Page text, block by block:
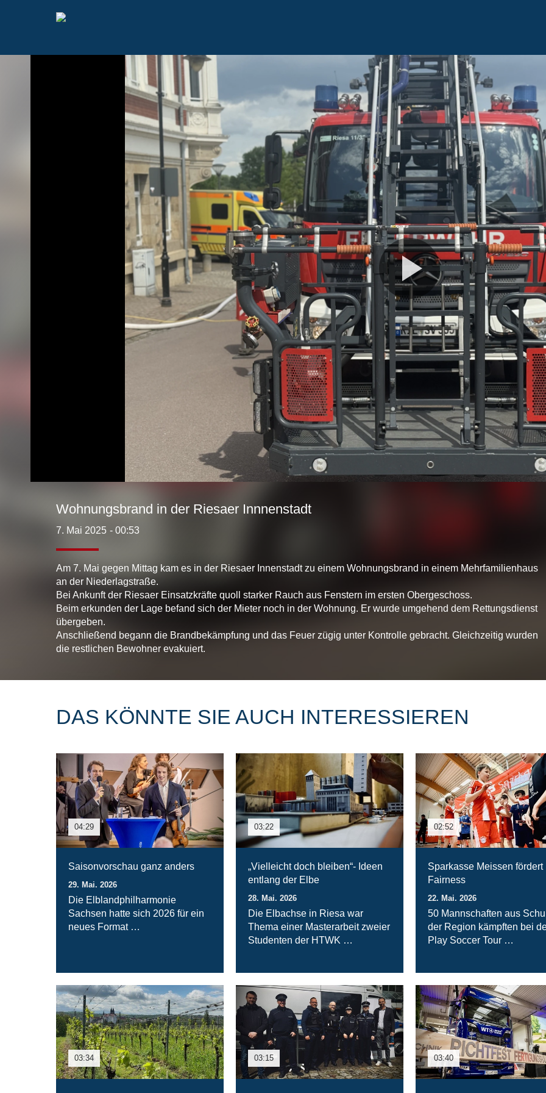
Video
Wohnungsbrand in der Riesaer Innnenstadt
7. Mai 2025 - 00:53
Am 7. Mai gegen Mittag kam es in der Riesaer Innenstadt zu einem Wohnungsbrand in einem Mehrfamilienhaus
an der Niederlagstraße.
Bei Ankunft der Riesaer Einsatzkräfte quoll starker Rauch aus Fenstern im ersten Obergeschoss.
Beim erkunden der Lage befand sich der Mieter noch in der Wohnung. Er wurde umgehend dem Rettungsdienst
übergeben.
Anschließend begann die Brandbekämpfung und das Feuer zügig unter Kontrolle gebracht. Gleichzeitig wurden
die restlichen Bewohner evakuiert.
DAS KÖNNTE SIE AUCH INTERESSIEREN
04:29
Saisonvorschau ganz anders
29. Mai. 2026
Die Elblandphilharmonie
Sachsen hatte sich 2026 für ein
neues Format …
03:22
„Vielleicht doch bleiben“- Ideen
entlang der Elbe
28. Mai. 2026
Die Elbachse in Riesa war
Thema einer Masterarbeit zweier
Studenten der HTWK …
02:52
Sparkasse Meissen fördert
Fairness
22. Mai. 2026
50 Mannschaften aus
der Region kämpften bei
Play Soccer Tour …
03:34 03:15 03:40